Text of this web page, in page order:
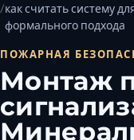
как считать систему
формального подхода
ПОЖАРНАЯ
Монтаж